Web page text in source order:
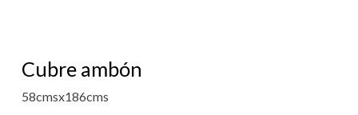
Cubre ambón
58cmsx186cms